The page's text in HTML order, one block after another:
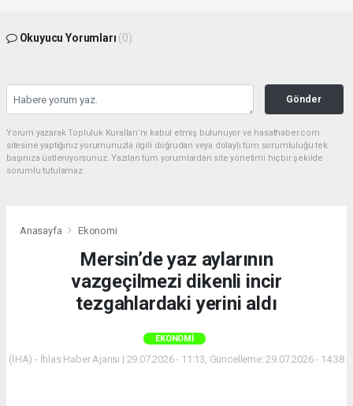
Okuyucu Yorumları (0)
Gönder
Yorum yazarak Topluluk Kuralları’nı kabul etmiş bulunuyor ve hasathaber.com
sitesine yaptığınız yorumunuzla ilgili doğrudan veya dolaylı tüm sorumluluğu tek
başınıza üstleniyorsunuz. Yazılan tüm yorumlardan site yönetimi hiçbir şekilde
sorumlu tutulamaz.
Anasayfa Ekonomi
Mersin’de yaz aylarının
vazgeçilmezi dikenli incir
tezgahlardaki yerini aldı
EKONOMI
(İHA) - İhlas Haber Ajansı | 29.07.2026 - 11:13, Güncelleme: 29.07.2026 - 14:38